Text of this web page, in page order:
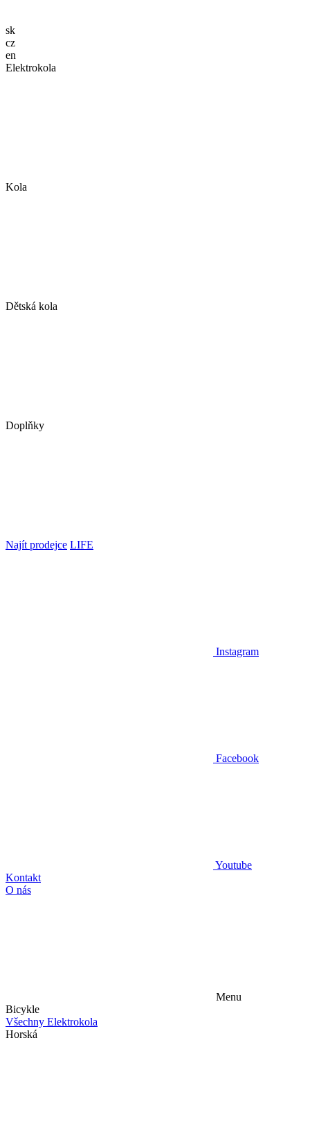
sk
cz
en
Elektrokola
Kola
Dětská kola
Doplňky
Najít prodejce LIFE
Instagram
Facebook
Youtube
Kontakt
O nás
Menu
Bicykle
Všechny Elektrokola
Horská